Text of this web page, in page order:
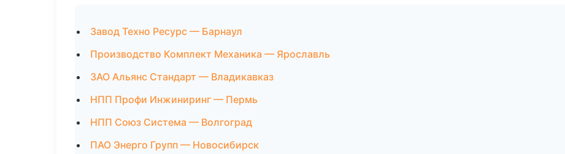
Завод Техно Ресурс — Барнаул
Производство Комплект Механика — Ярославль
ЗАО Альянс Стандарт — Владикавказ
НПП Профи Инжиниринг — Пермь
НПП Союз Система — Волгоград
ПАО Энерго Групп — Новосибирск